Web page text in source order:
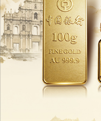
土耳其研究：
貓咪對更常對男主人喵喵叫
12/12/2025 41400